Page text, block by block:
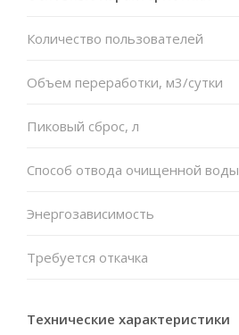
Количество пользователей
Объем переработки, м3/сутки
Пиковый сброс, л
Способ отвода очищенной воды
Энергозависимость
Требуется откачка
Технические характеристики